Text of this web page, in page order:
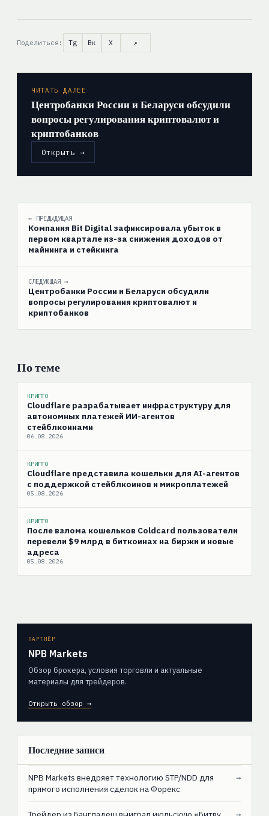
Поделиться: Tg Вк X ↗
ЧИТАТЬ ДАЛЕЕ
Центробанки России и Беларуси обсудили
вопросы регулирования криптовалют и
криптобанков
Открыть →
← ПРЕДЫДУЩАЯ
Компания Bit Digital зафиксировала убыток в
первом квартале из-за снижения доходов от
майнинга и стейкинга
СЛЕДУЮЩАЯ →
Центробанки России и Беларуси обсудили
вопросы регулирования криптовалют и
криптобанков
По теме
КРИПТО
Cloudflare разрабатывает инфраструктуру для
автономных платежей ИИ-агентов
стейблкоинами
06.08.2026
КРИПТО
Cloudflare представила кошельки для AI-агентов
с поддержкой стейблкоинов и микроплатежей
05.08.2026
КРИПТО
После взлома кошельков Coldcard пользователи
перевели $9 млрд в биткоинах на биржи и новые
адреса
05.08.2026
ПАРТНЁР
NPB Markets
Обзор брокера, условия торговли и актуальные
материалы для трейдеров.
Открыть обзор →
Последние записи
NPB Markets внедряет технологию STP/NDD для
прямого исполнения сделок на Форекс
→